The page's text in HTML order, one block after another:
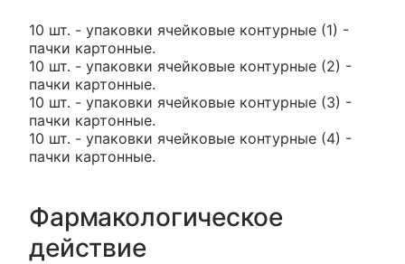
10 шт. - упаковки ячейковые контурные (1) -
пачки картонные.
10 шт. - упаковки ячейковые контурные (2) -
пачки картонные.
10 шт. - упаковки ячейковые контурные (3) -
пачки картонные.
10 шт. - упаковки ячейковые контурные (4) -
пачки картонные.
Фармакологическое
действие